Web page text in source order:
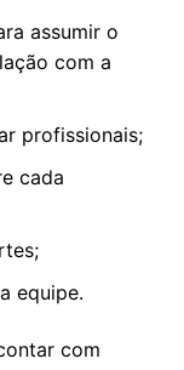
assumir o
com a
profissionais;
cada
equipe.
com